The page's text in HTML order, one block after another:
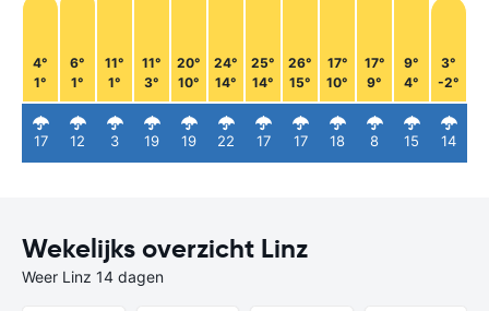
4°
1°
17
6°
1°
12
11°
1°
3
11°
3°
19
20°
10°
19
24°
14°
22
25°
14°
17
26°
15°
17
17°
10°
18
17°
9°
8
9°
4°
15
3°
-2°
14
Wekelijks overzicht Linz
Weer Linz 14 dagen